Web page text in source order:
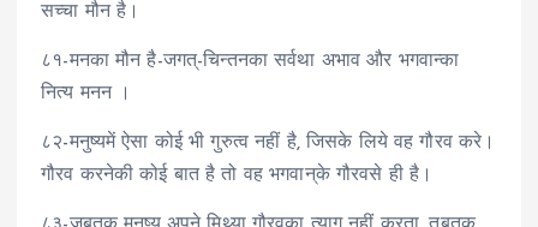
सच्चा मौन है।
८१-मनका मौन है-जगत्-चिन्तनका सर्वथा अभाव और भगवान्का
नित्य मनन ।
८२-मनुष्यमें ऐसा कोई भी गुरुत्व नहीं है, जिसके लिये वह गौरव करे।
गौरव करनेकी कोई बात है तो वह भगवान्‌के गौरवसे ही है।